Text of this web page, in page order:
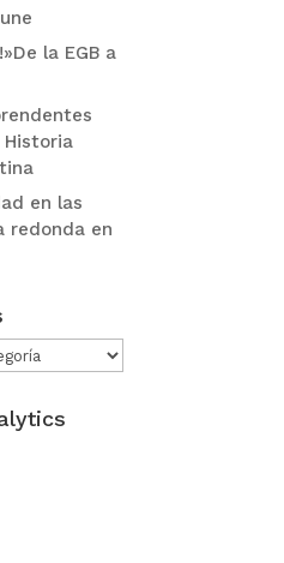
la EGB a
en las
redonda en